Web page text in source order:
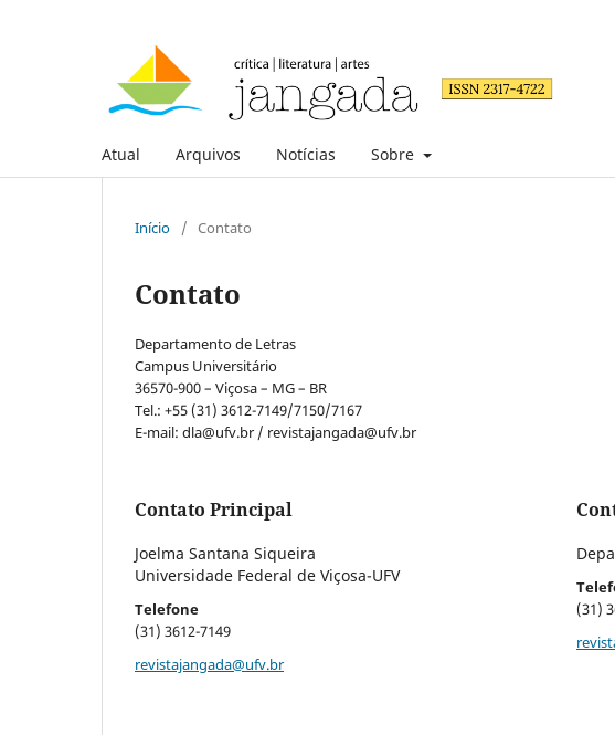
Atual Arquivos Notícias Sobre
Início / Contato
Contato
Departamento de Letras
Campus Universitário
36570-900 – Viçosa – MG – BR
Tel.: +55 (31) 3612-7149/7150/7167
E-mail: dla@ufv.br / revistajangada@ufv.br
Contato Principal
Joelma Santana Siqueira
Universidade Federal de Viçosa-UFV
Telefone
(31) 3612-7149
revistajangada@ufv.br
(31)